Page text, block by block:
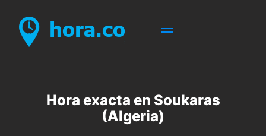
Hora exacta en Soukaras
(Algeria)